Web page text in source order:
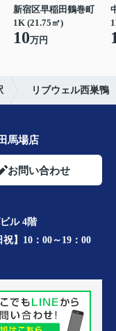
新宿区早稲田鶴巻町
1K (21.75㎡)
10万円
リブウェル西巣鴨
馬場店
お問い合わせ
ル 4階
祝】10：00～19：00